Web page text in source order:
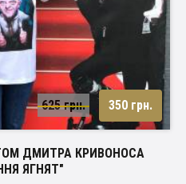
625 грн. 350 грн.
ДМИТРА КРИВОНОСА
ЯГНЯТ"